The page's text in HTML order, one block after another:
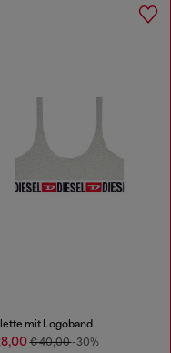
mit Logoband
€ 40,00-30%